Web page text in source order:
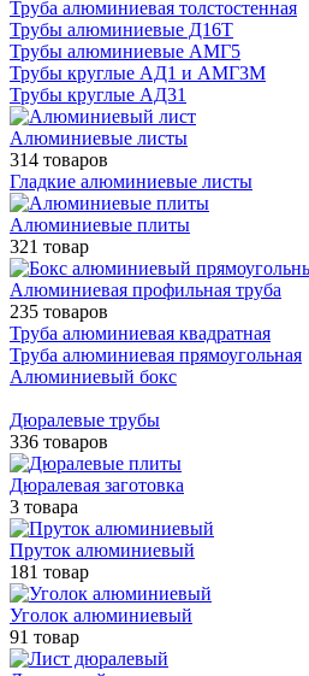
Труба алюминиевая толстостенная
Трубы алюминиевые Д16Т
Трубы алюминиевые АМГ5
Трубы круглые АД1 и АМГ3М
Трубы круглые АД31
Алюминиевые листы
314 товаров
Гладкие алюминиевые листы
Алюминиевые плиты
321 товар
Алюминиевая профильная труба
235 товаров
Труба алюминиевая квадратная
Труба алюминиевая прямоугольная
Алюминиевый бокс
Дюралевые трубы
336 товаров
Дюралевая заготовка
3 товара
Пруток алюминиевый
181 товар
Уголок алюминиевый
91 товар